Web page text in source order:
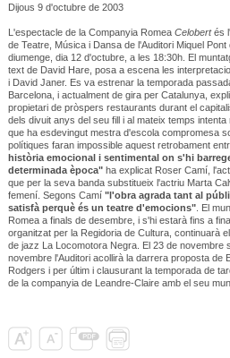
Dijous 9 d'octubre de 2003
L'espectacle de la Companyia Romea Celobertés
de Teatre, Música i Dansa de l'Auditori Miquel
diumenge, dia 12 d'octubre, a les 18:30h. El
text de David Hare, posa a escena les
i David Janer. Es va estrenar la temporada
Barcelona, i actualment de gira per Catalunya,
propietari de pròspers restaurants durant el
dels divuit anys del seu fill i al mateix temps
que ha esdevingut mestra d'escola compromesa
polítiques faran impossible aquest retrobament
història emocional i sentimental on s'hi
determinada època"ha explicat Roser Camí,
que per la seva banda substitueix l'actriu Marta
femení. Segons Camí "l'obra agrada tant al
satisfà perquè és un teatre d'emocions". El
Romea a finals de desembre, i s'hi estarà fins a
organitzat per la Regidoria de Cultura, continuarà
de jazz La Locomotora Negra. El 23 de novembre
novembre l'Auditori acollirà la darrera proposta de
Rodgers i per últim i clausurant la temporada de
de la companyia de Leandre-Claire amb el seu